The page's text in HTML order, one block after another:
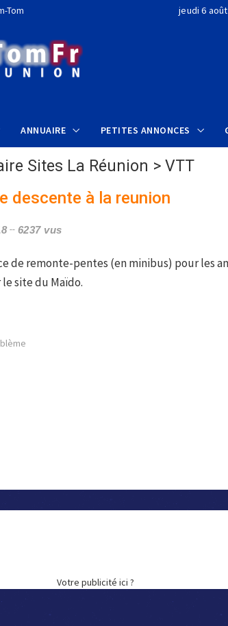
Tom jeudi 6
ANNUAIRE PETITES ANNONCES
Sites La Réunion > VTT
descente à la reunion
6237 vus
de remonte-pentes (en minibus) pour les
site du Maïdo.
Votre publicité ici ?